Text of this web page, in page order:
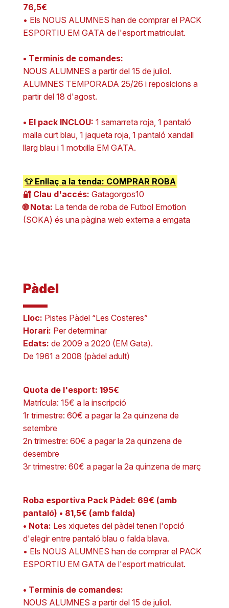
76,5€
• Els NOUS ALUMNES han de comprar el PACK
ESPORTIU EM GATA de l'esport matriculat.
• Terminis de comandes:
NOUS ALUMNES a partir del 15 de juliol.
ALUMNES TEMPORADA 25/26 i reposicions a
partir del 18 d'agost.
• El pack INCLOU: 1 samarreta roja, 1 pantaló
malla curt blau, 1 jaqueta roja, 1 pantaló xandall
llarg blau i 1 motxilla EM GATA.
👕 Enllaç a la tenda: COMPRAR ROBA
🔐 Clau d'accés: Gatagorgos10
🌐 Nota: La tenda de roba de Futbol Emotion
(SOKA) és una pàgina web externa a emgata
Pàdel
Lloc: Pistes Pàdel “Les Costeres”
Horari: Per determinar
Edats: de 2009 a 2020 (EM Gata).
De 1961 a 2008 (pàdel adult)
Quota de l'esport: 195€
Matrícula: 15€ a la inscripció
1r trimestre: 60€ a pagar la 2a quinzena de
setembre
2n trimestre: 60€ a pagar la 2a quinzena de
desembre
3r trimestre: 60€ a pagar la 2a quinzena de març
Roba esportiva Pack Pàdel: 69€ (amb
pantaló) • 81,5€ (amb falda)
• Nota: Les xiquetes del pàdel tenen l'opció
d'elegir entre pantaló blau o falda blava.
• Els NOUS ALUMNES han de comprar el PACK
ESPORTIU EM GATA de l'esport matriculat.
• Terminis de comandes:
NOUS ALUMNES a partir del 15 de juliol.